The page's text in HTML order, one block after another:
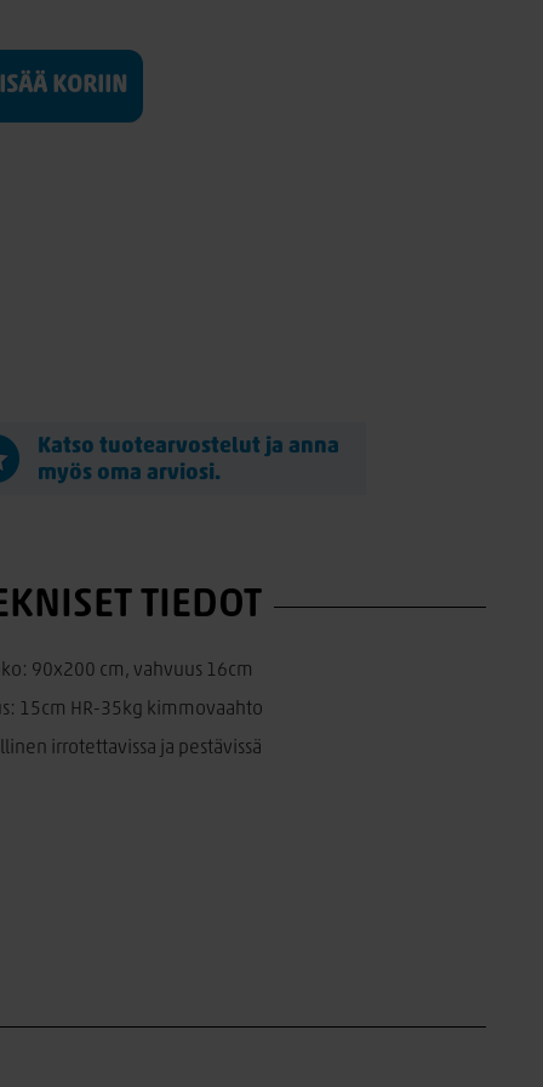
KORIIN
Katso tuotearvostelut ja anna
myös oma arviosi.
TIEDOT
90x200 cm, vahvuus 16cm
15cm HR-35kg kimmovaahto
irrotettavissa ja pestävissä